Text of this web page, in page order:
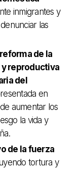
inmigrantes y
las
reforma de la
y reproductiva
del
en
aumentar los
la vida y
de la fuerza
tortura y